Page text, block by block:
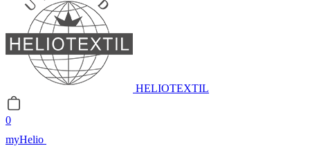
HELIOTEXTIL
0
myHelio